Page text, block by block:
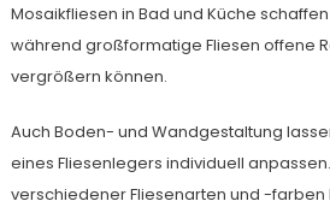
Mosaikfliesen in Bad und Küche
während großformatige Fliesen offene
vergrößern können.
Auch Boden- und Wandgestaltung
eines Fliesenlegers individuell
verschiedener Fliesenarten und -farben